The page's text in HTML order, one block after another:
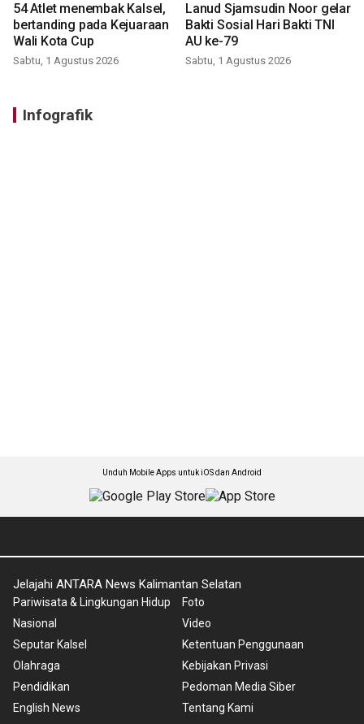
54 Atlet menembak Kalsel,
bertanding pada Kejuaraan
Wali Kota Cup
Sabtu, 1 Agustus 2026
Lanud Sjamsudin Noor gelar
Bakti Sosial Hari Bakti TNI
AU ke-79
Sabtu, 1 Agustus 2026
Infografik
Unduh Mobile Apps untuk iOS dan Android
Jelajahi ANTARA News Kalimantan Selatan
Pariwisata & Lingkungan Hidup
Nasional
Seputar Kalsel
Olahraga
Pendidikan
English News
Foto
Video
Ketentuan Penggunaan
Kebijakan Privasi
Pedoman Media Siber
Tentang Kami